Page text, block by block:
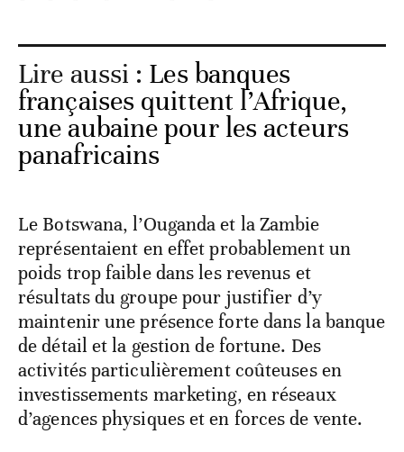
Lire aussi : Les banques
françaises quittent l’Afrique,
une aubaine pour les acteurs
panafricains
Le Botswana, l’Ouganda et la Zambie
représentaient en effet probablement un
poids trop faible dans les revenus et
résultats du groupe pour justifier d’y
maintenir une présence forte dans la banque
de détail et la gestion de fortune. Des
activités particulièrement coûteuses en
investissements marketing, en réseaux
d’agences physiques et en forces de vente.